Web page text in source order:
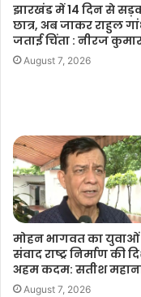
झारखंड में 14 दिन से
छात्र, अब जाकर राहुल
जताई चिंता : नीरज
August 7, 2026
मोहन भागवत का
संवाद राष्ट्र निर्माण की
अहम कदम: सतीश
August 7, 2026